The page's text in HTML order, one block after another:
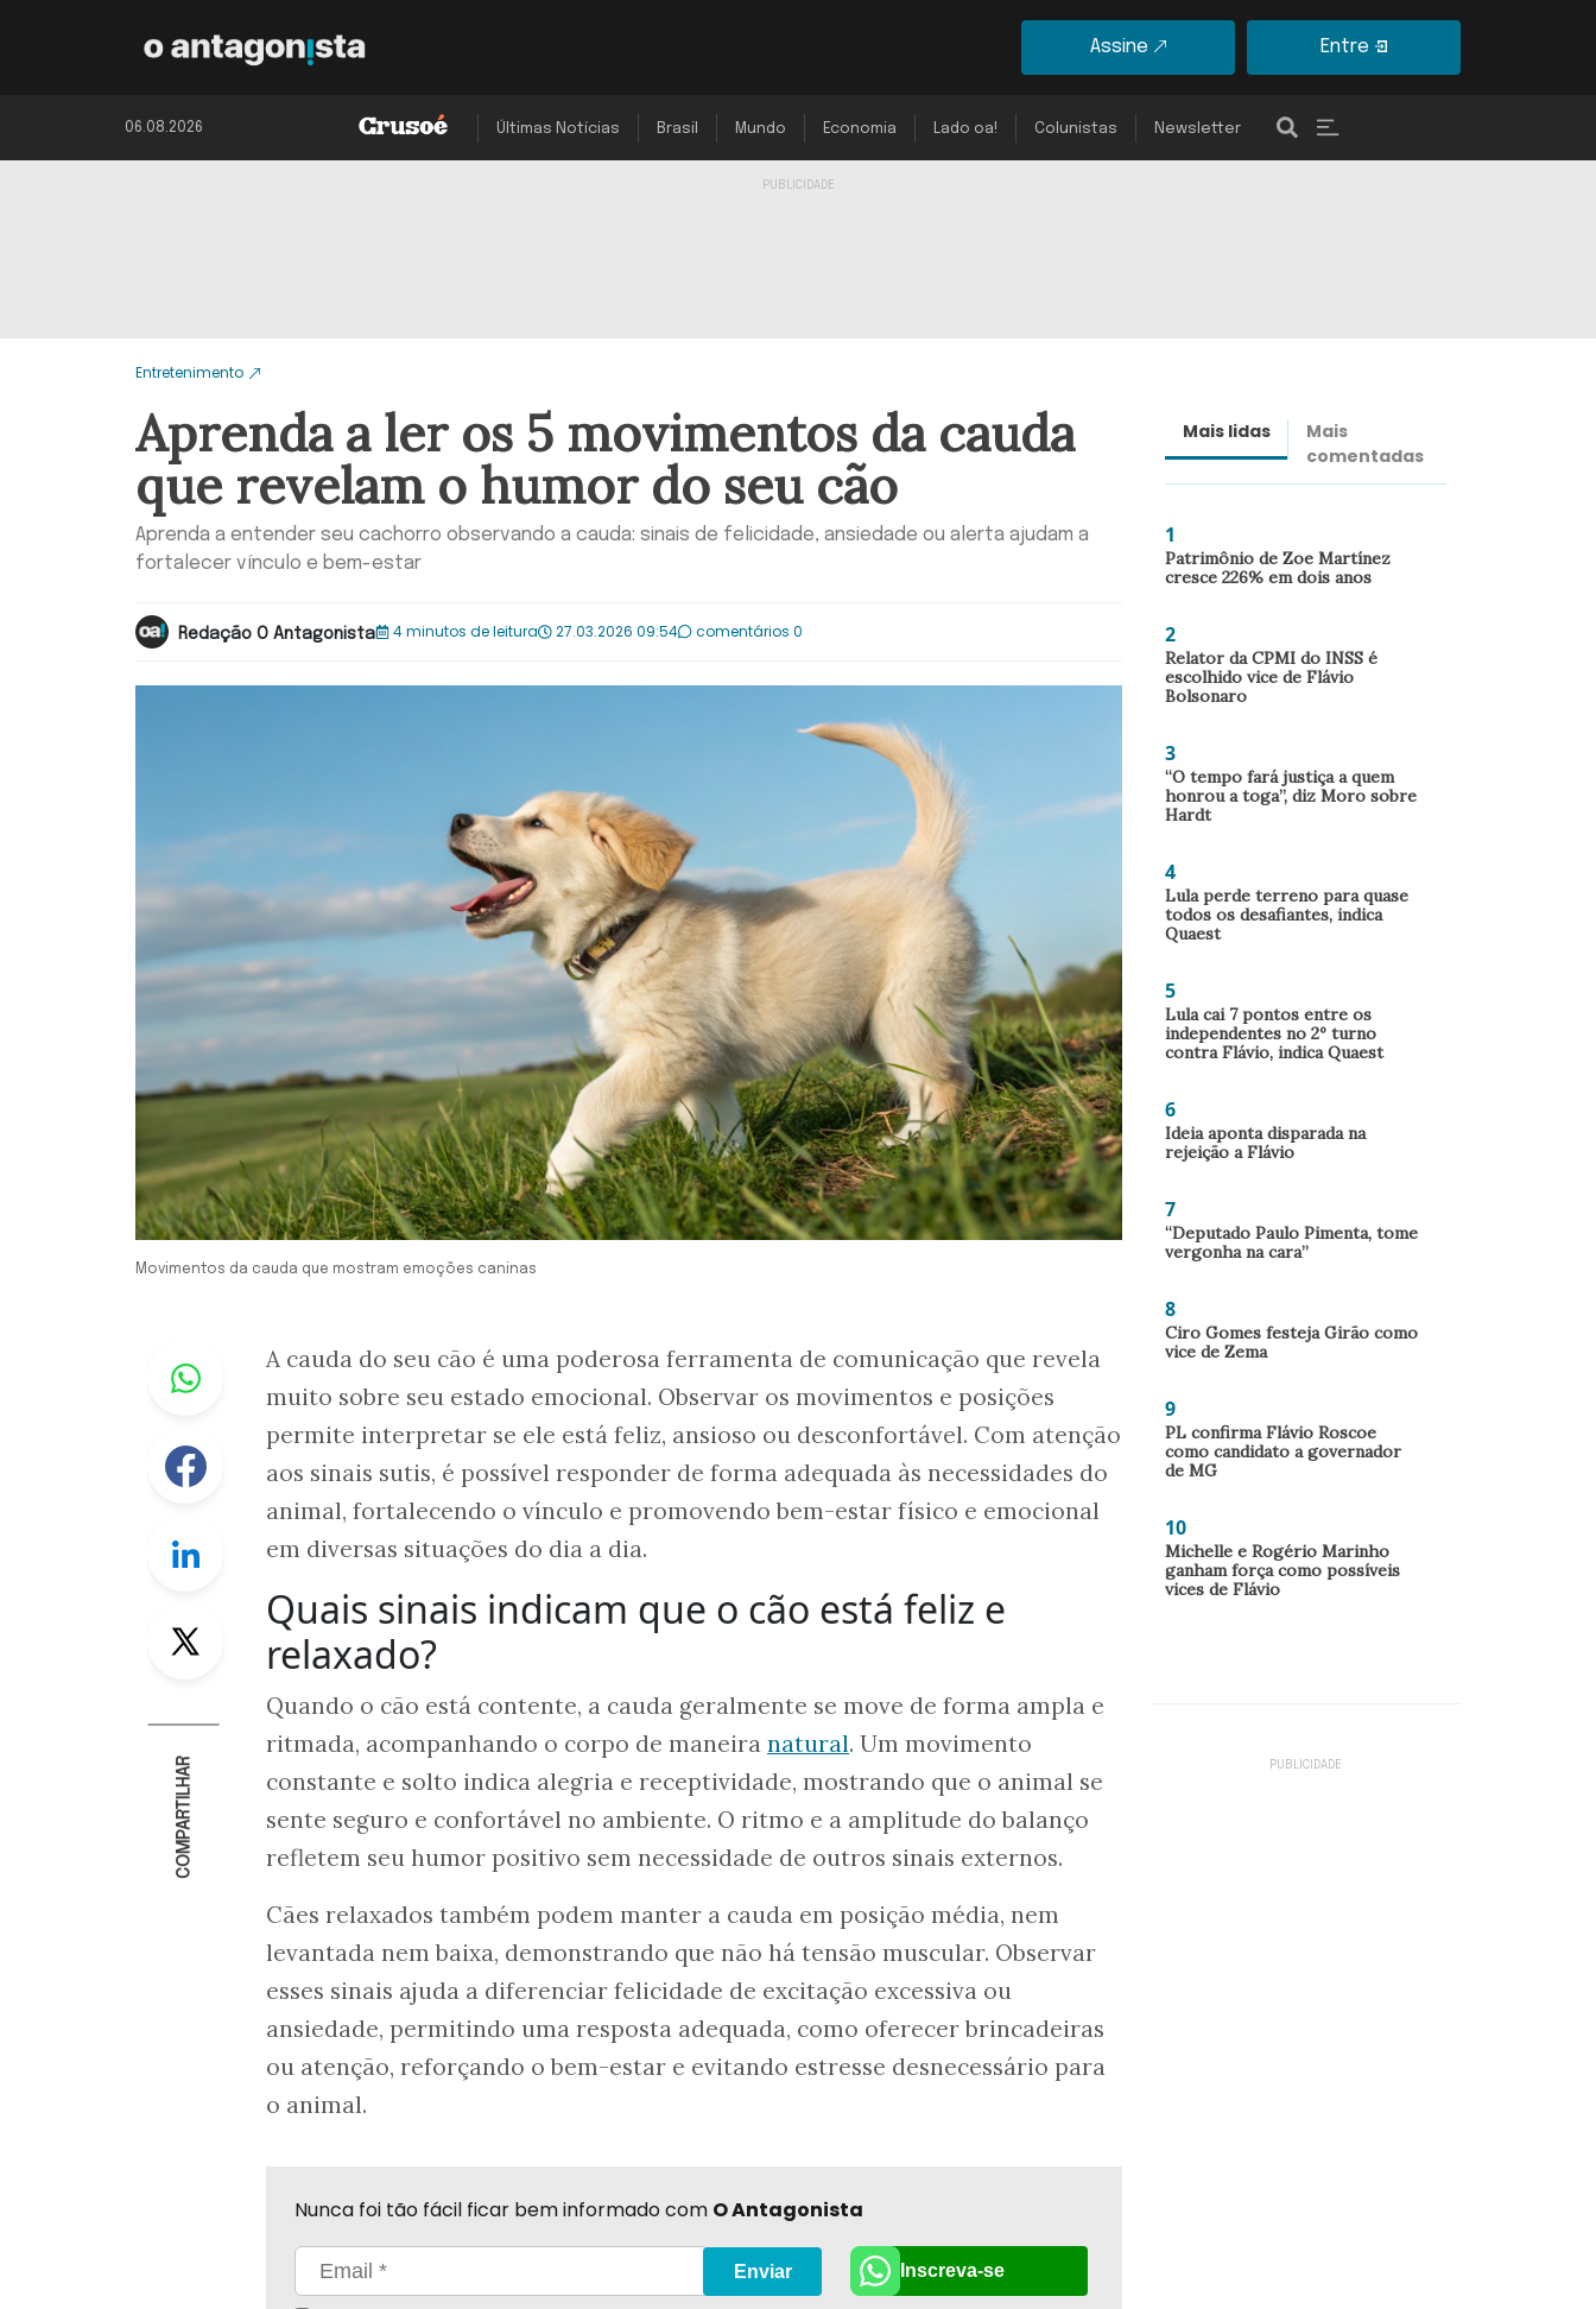
Assine Entre
06.08.2026 Últimas Notícias Brasil Mundo Economia Lado oa! Colunistas Newsletter
Entretenimento
Aprenda a ler os 5 movimentos da cauda
que revelam o humor do seu cão
Aprenda a entender seu cachorro observando a cauda: sinais de felicidade, ansiedade ou alerta ajudam a
fortalecer vínculo e bem-estar
Redação O Antagonista 4 minutos de leitura 27.03.2026 09:54 comentários 0
Movimentos da cauda que mostram emoções caninas
Whastapp
Facebook
Twitter
COMPARTILHAR
A cauda do seu cão é uma poderosa ferramenta de comunicação que revela
muito sobre seu estado emocional. Observar os movimentos e posições
permite interpretar se ele está feliz, ansioso ou desconfortável. Com atenção
aos sinais sutis, é possível responder de forma adequada às necessidades do
animal, fortalecendo o vínculo e promovendo bem-estar físico e emocional
em diversas situações do dia a dia.
Quais sinais indicam que o cão está feliz e
relaxado?
Quando o cão está contente, a cauda geralmente se move de forma ampla e
ritmada, acompanhando o corpo de maneira natural. Um movimento
constante e solto indica alegria e receptividade, mostrando que o animal se
sente seguro e confortável no ambiente. O ritmo e a amplitude do balanço
refletem seu humor positivo sem necessidade de outros sinais externos.
Cães relaxados também podem manter a cauda em posição média, nem
levantada nem baixa, demonstrando que não há tensão muscular. Observar
esses sinais ajuda a diferenciar felicidade de excitação excessiva ou
ansiedade, permitindo uma resposta adequada, como oferecer brincadeiras
ou atenção, reforçando o bem-estar e evitando estresse desnecessário para
o animal.
Nunca foi tão fácil ficar bem informado com O Antagonista
Enviar Inscreva-se
Mais lidas
Mais
comentadas
1
Patrimônio de Zoe Martínez
cresce 226% em dois anos
2
Relator da CPMI do INSS é
escolhido vice de Flávio
Bolsonaro
3
“O tempo fará justiça a quem
honrou a toga”, diz Moro sobre
Hardt
4
Lula perde terreno para quase
todos os desafiantes, indica
Quaest
5
Lula cai 7 pontos entre os
independentes no 2º turno
contra Flávio, indica Quaest
6
Ideia aponta disparada na
rejeição a Flávio
7
“Deputado Paulo Pimenta, tome
vergonha na cara”
8
Ciro Gomes festeja Girão como
vice de Zema
9
PL confirma Flávio Roscoe
como candidato a governador
de MG
10
Michelle e Rogério Marinho
ganham força como possíveis
vices de Flávio